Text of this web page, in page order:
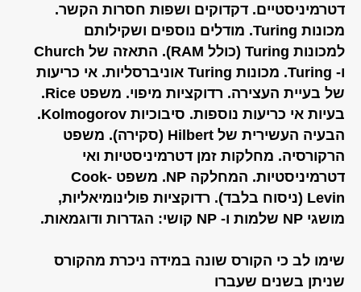
דטרמיניסטיים. דקדוקים ושפות חסרות הקשר.
מכונות Turing. מודלים נוספים ושקילותם
למכונות Turing (כולל RAM). התאזה של Church
ו- Turing. מכונות Turing אוניברסליות. אי כריעות
של בעיית העצירה. רדוקציות מיפוי. משפט Rice.
בעיות אי כריעות נוספות. סיבוכיות Kolmogorov.
הבעיה העשירית של Hilbert (סקירה). משפט
הרקורסיה. מחלקות זמן דטרמיניסטיות ואי
דטרמיניסטיות. המחלקה NP. משפט Cook-
Levin (ניסוח בלבד). רדוקציות פולינומיאליות,
מושגי NP שלמות ו- NP קושי: הגדרות ודוגמאות.
שימו לב כי הקורס שונה במידה ניכרת מהקורס
שניתן בשנים שעברו